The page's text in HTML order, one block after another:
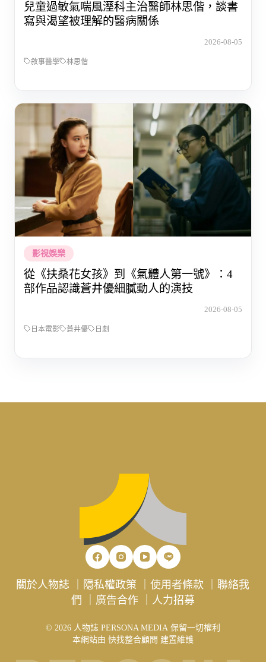
兒童過敏氣喘風溼科主治醫師林思偕，談書
寫與渴望被理解的醫病關係
2026-08-05
敘事醫學 林思偕
影視娛樂
從《扶桑花女孩》到《氣體人第一號》：4
部作品認識蒼井優細膩動人的演技
2026-08-05
日本電影 蒼井優 日劇
關於人物誌 隱私權政策 ｜使用者條款 ｜聯絡我
們
廣告合作｜ 人力招募
© 2026 人物誌 PERSONA MEDIA 保留一切權利
本網站由 快找整合顧問 建置維護